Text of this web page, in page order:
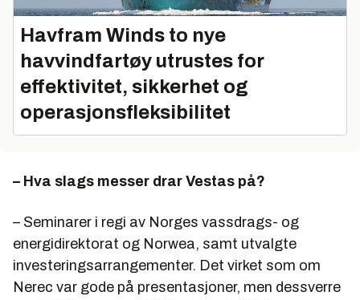
Havfram Winds to nye
havvindfartøy utrustes for
effektivitet, sikkerhet og
operasjonsfleksibilitet
– Hva slags messer drar Vestas på?
– Seminarer i regi av Norges vassdrags- og
energidirektorat og Norwea, samt utvalgte
investeringsarrangementer. Det virket som om
Nerec var gode på presentasjoner, men dessverre